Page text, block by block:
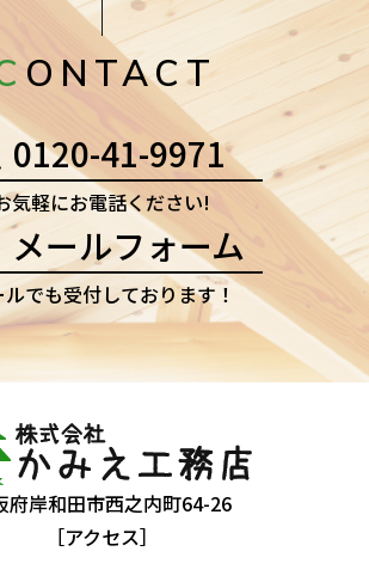
CONTACT
0120-41-9971
気軽にお電話ください!
メールフォーム
ルでも受付しております！
府岸和田市西之内町64-26
［アクセス］